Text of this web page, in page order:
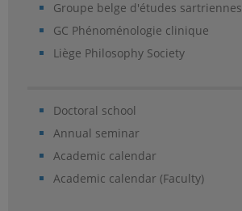
Groupe belge d'études sartriennes
GC Phénoménologie clinique
Liège Philosophy Society
Doctoral school
Annual seminar
Academic calendar
Academic calendar (Faculty)